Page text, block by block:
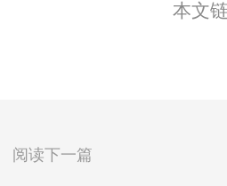
本文
阅读下一篇